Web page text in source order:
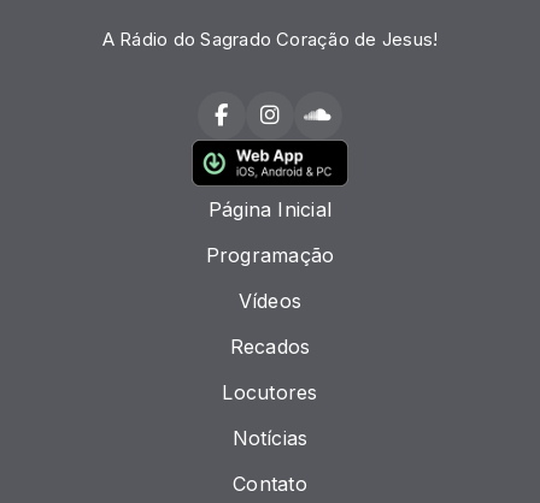
A Rádio do Sagrado Coração de Jesus!
Página Inicial
Programação
Vídeos
Recados
Locutores
Notícias
Contato